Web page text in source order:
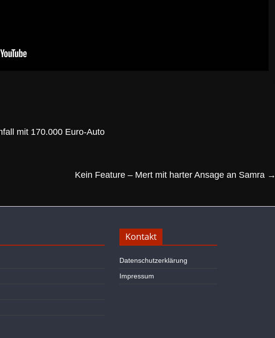
mit 170.000 Euro-Auto
Kein Feature – Mert mit harter Ansage an Samra →
Kontakt
Datenschutzerklärung
Impressum